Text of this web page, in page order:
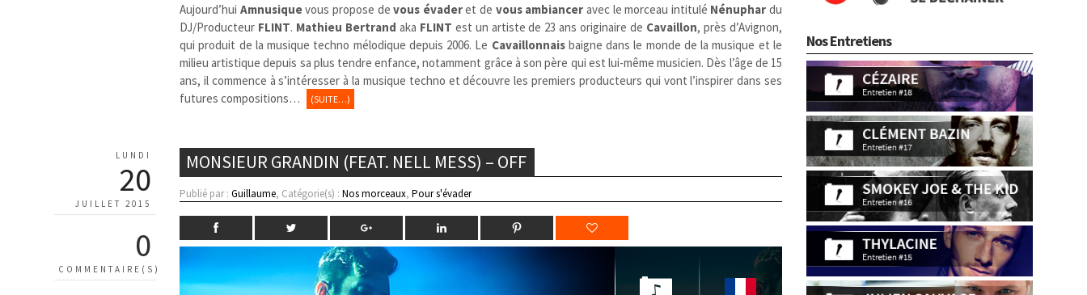
Aujourd’hui Amnusiquevous propose devous évaderet de vous ambiancer avec le morceau intitulé Nénuphar du
DJ/Producteur FLINT. Mathieu Bertrand aka FLINT est un artiste de 23 ans originaire de Cavaillon, près d’Avignon,
qui produit de la musique techno mélodique depuis 2006. Le Cavaillonnaisbaigne dans le monde de la musique et le
milieu artistique depuis sa plus tendre enfance, notamment grâce à son père qui est lui-même musicien. Dès l’âge de 15
ans, il commence à s’intéresser à la musique techno et découvre les premiers producteurs qui vont l’inspirer dans ses
futures compositions…
(SUITE…)
LUNDI
20
JUILLET 2015
0
COMMENTAIRE(S)
MONSIEUR GRANDIN (FEAT. NELL MESS) – OFF
Publié par :Guillaume, Catégorie(s) :Nos morceaux,Pour s'évader
Nos Entretiens